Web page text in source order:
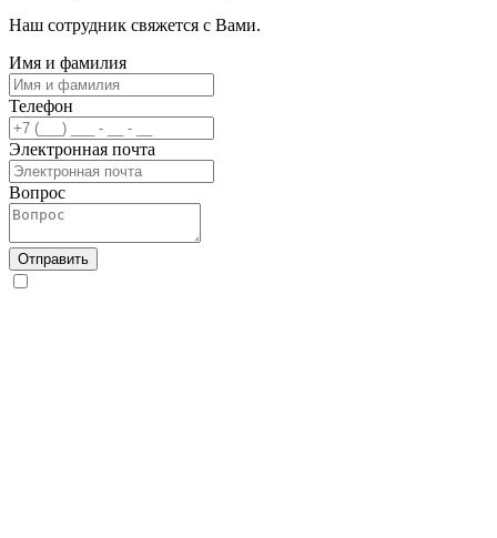
Наш сотрудник свяжется с Вами.
Имя и фамилия
Телефон
Электронная почта
Вопрос
Отправить